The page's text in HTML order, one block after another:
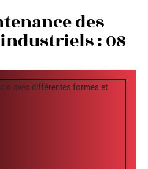
des
: 08